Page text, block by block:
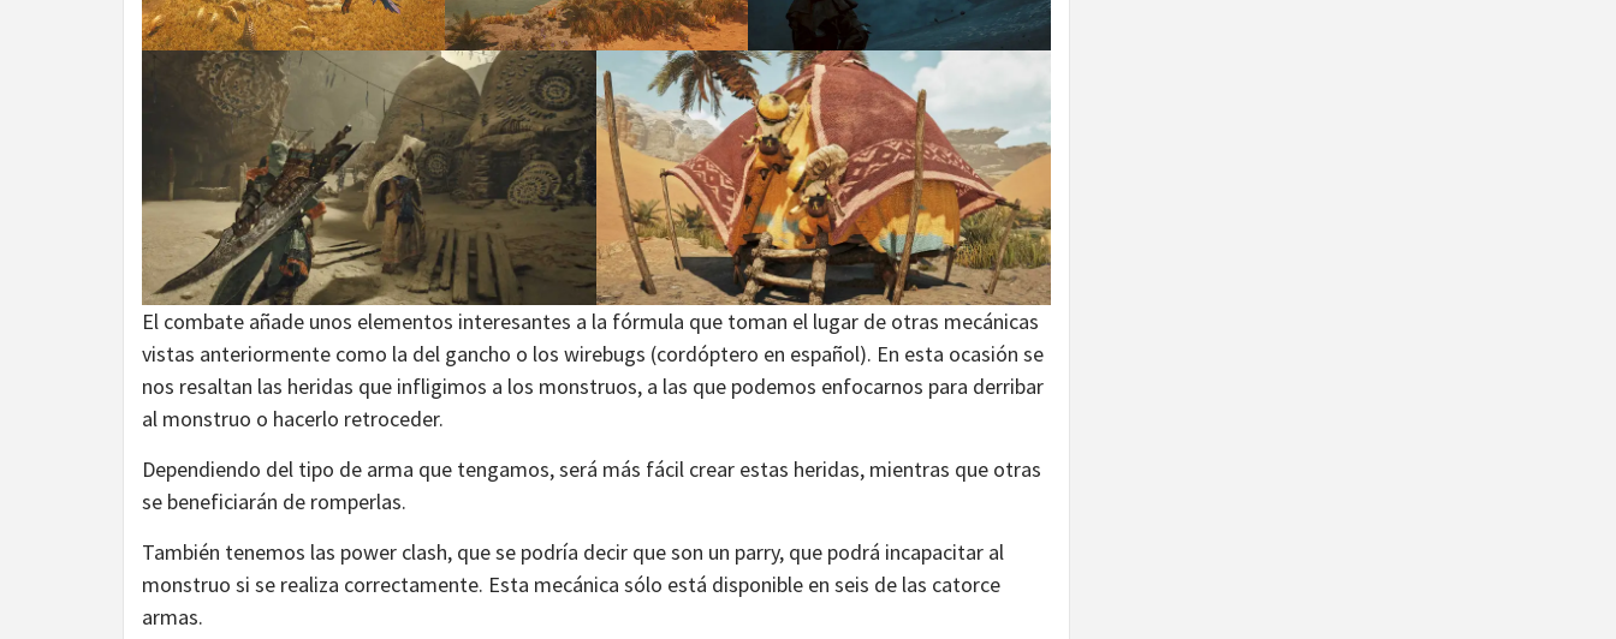
El combate añade unos elementos interesantes a la fórmula que toman el lugar de otras mecánicas
vistas anteriormente como la del gancho o los wirebugs (cordóptero en español). En esta ocasión se
nos resaltan las heridas que infligimos a los monstruos, a las que podemos enfocarnos para derribar
al monstruo o hacerlo retroceder.
Dependiendo del tipo de arma que tengamos, será más fácil crear estas heridas, mientras que otras
se beneficiarán de romperlas.
También tenemos las power clash, que se podría decir que son un parry, que podrá incapacitar al
monstruo si se realiza correctamente. Esta mecánica sólo está disponible en seis de las catorce
armas.